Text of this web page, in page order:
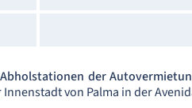
der
von Palma in der